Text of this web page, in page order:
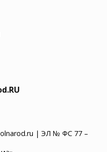
| ЭЛ № ФС 77 –